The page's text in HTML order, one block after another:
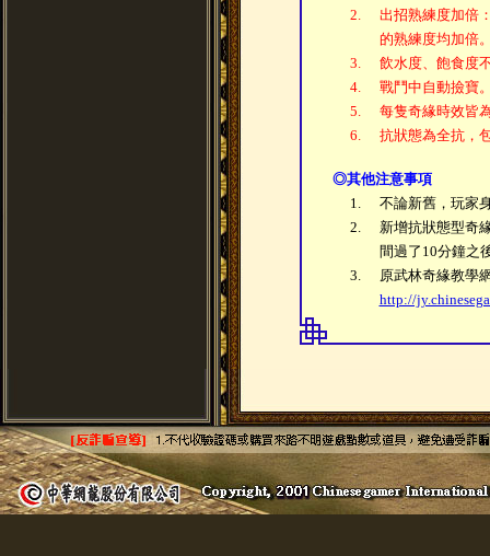
2.
出招熟練度加倍
的熟練度均加倍
3.
飲水度、飽食度
4.
戰鬥中自動撿寶
5.
每隻奇緣時效皆
6.
抗狀態為全抗，
◎其他注意事項
1.
不論新舊，玩家
2.
新增抗狀態型奇
間過了10分鐘之
3.
原武林奇緣教學
http://